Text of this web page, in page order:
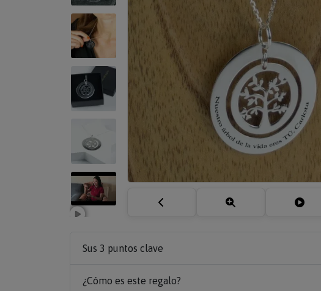
Sus 3 puntos clave
¿Cómo es este regalo?